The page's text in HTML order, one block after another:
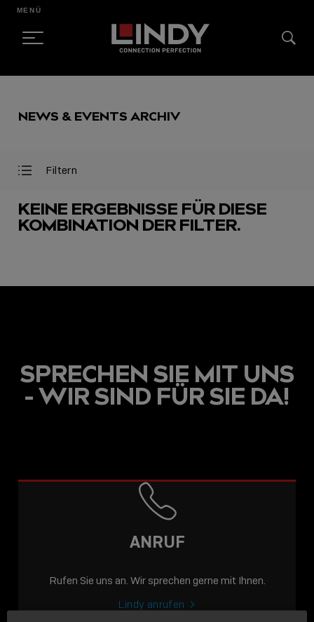
CONTENT
MENÜ
NEWS & EVENTS ARCHIV
Filter
Filter
Filtern
USB-C ÜBER LANGE
DISTANZEN: AKTIVE
USB-C-KABEL FÜR
STABILE 10 GBIT/S BIS
KEINE ERGEBNISSE FÜR DIESE
KOMBINATION DER FILTER.
SPRECHEN SIE MIT UNS
- WIR SIND FÜR SIE DA!
ANRUF
Rufen Sie uns an. Wir sprechen gerne mit Ihnen.
Lindy anrufen